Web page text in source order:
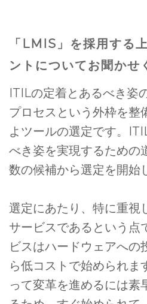
「LMIS」を採用する
ントについてお聞かせ
ITILの定着とあるべき姿
プロセスという外枠を整
よツールの選定です。
べき姿を実現するための
数の候補から選定を開始
選定にあたり、特に重視
サービスであるという点
ビスはハードウェアへの
ら低コストで始められま
って変革を進めるには素